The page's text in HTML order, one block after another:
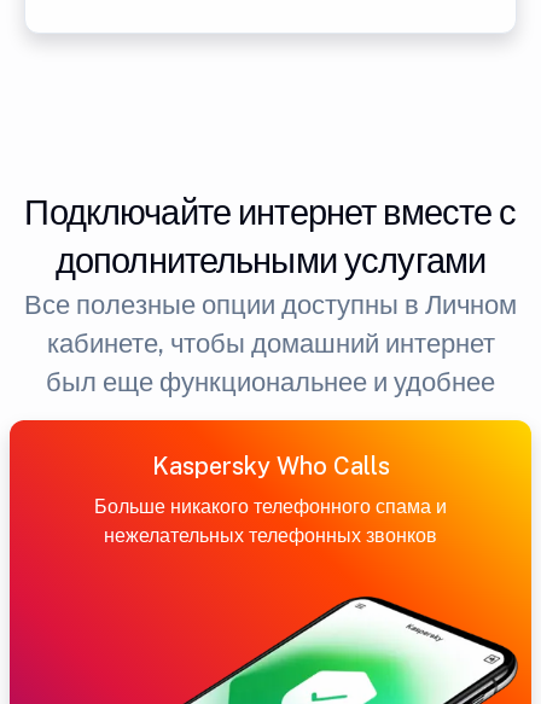
Подключайте интернет вместе с
дополнительными услугами
Все полезные опции доступны в Личном
кабинете, чтобы домашний интернет
был еще функциональнее и удобнее
Kaspersky Who Calls
Больше никакого телефонного спама и
нежелательных телефонных звонков